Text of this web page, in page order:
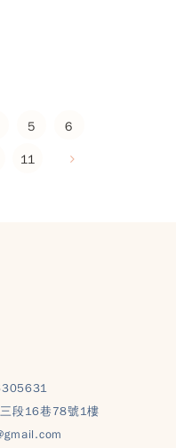
5 6
11
段16巷78號1樓